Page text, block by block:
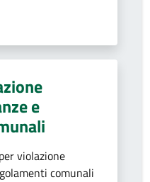
e
violazione
comunali